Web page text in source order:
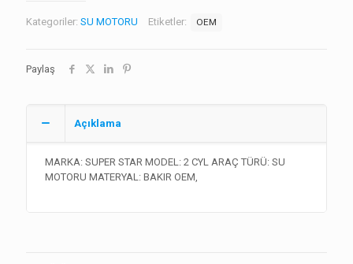
Kategoriler: SU MOTORU Etiketler: OEM
Paylaş
Açıklama
MARKA: SUPER STAR MODEL: 2 CYL ARAÇ TÜRÜ: SU
MOTORU MATERYAL: BAKIR OEM,